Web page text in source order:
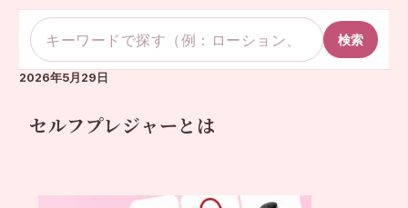
検索
2026年5月29日
セルフプレジャーとは